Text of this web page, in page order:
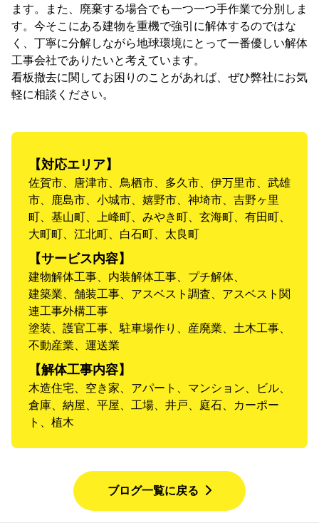
ます。また、廃棄する場合でも一つ一つ手作業で分別しま
す。今そこにある建物を重機で強引に解体するのではな
く、丁寧に分解しながら地球環境にとって一番優しい解体
工事会社でありたいと考えています。
看板撤去に関してお困りのことがあれば、ぜひ弊社にお気
軽に相談ください。
【対応エリア】
佐賀市、唐津市、鳥栖市、多久市、伊万里市、武雄
市、鹿島市、小城市、嬉野市、神埼市、吉野ヶ里
町、基山町、上峰町、みやき町、玄海町、有田町、
大町町、江北町、白石町、太良町
【サービス内容】
建物解体工事、内装解体工事、プチ解体、
建築業、舗装工事、アスベスト調査、アスベスト関
連工事外構工事
塗装、護官工事、駐車場作り、産廃業、土木工事、
不動産業、運送業
【解体工事内容】
木造住宅、空き家、アパート、マンション、ビル、
倉庫、納屋、平屋、工場、井戸、庭石、カーポー
ト、植木
ブログ一覧に戻る